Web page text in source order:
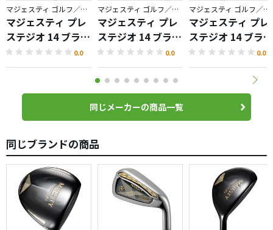
マジェスティ ゴルフ／プレステジオ
マジェスティ プレ
ステジオ 14 ブラッ
ク ドライバー
0.0
マジェスティ ゴルフ／プレステジオ
マジェスティ プレ
ステジオ 14 ブラッ
ク アイアン
0.0
マジェスティ ゴルフ／プレステジオ
マジェスティ プレ
ステジオ 14 ブラッ
ク ハイブリッド0.0
同じメーカーの商品一覧
同じブランドの商品